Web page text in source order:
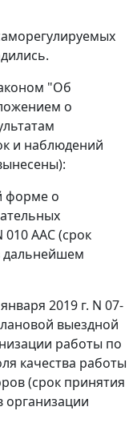
"Об
о
и наблюдений
форме о
010 ААС (срок
дальнейшем
2019 г. N 07-
выездной
работы по
качества работы
(срок принятия
организации